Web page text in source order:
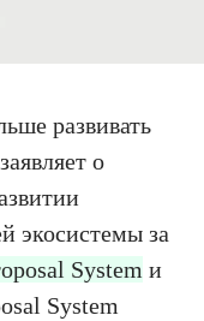
развивать
о
экосистемы за
System и
System